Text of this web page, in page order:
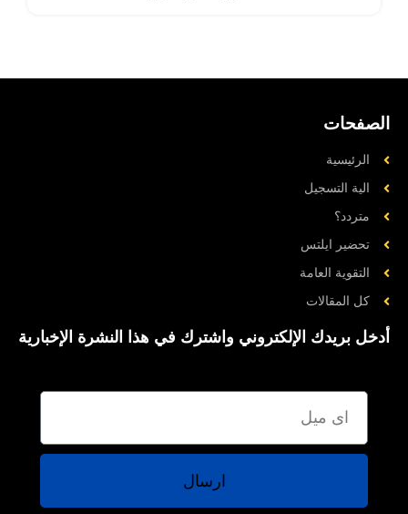
الصفحات
الرئيسية
الية التسجيل
متردد؟
تحضیر ایلتس
التقوية العامة
کل المقالات
أدخل بريدك الإلكتروني واشترك في هذا النشرة الإخبارية
ارسال